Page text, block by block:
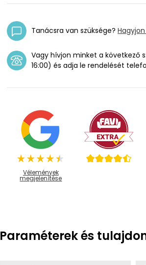
Tanácsra van szüksége?
Vagy hívjon minket a következő
16:00) és adja le rendelését
Vélemények
megjelenítése
Paraméterek és